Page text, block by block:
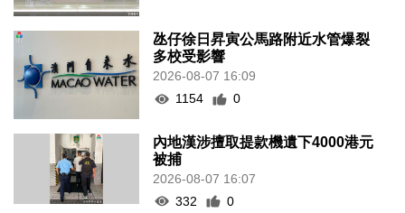
氹仔徐日昇寅公馬路附近水管爆裂
多校受影響
2026-08-07 16:09
1154
0
內地漢涉擅取提款機遺下4000港元
被捕
2026-08-07 16:07
332
0